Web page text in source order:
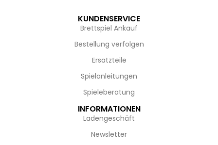
KUNDENSERVICE
Brettspiel Ankauf
Bestellung verfolgen
Ersatzteile
Spielanleitungen
Spieleberatung
INFORMATIONEN
Ladengeschäft
Newsletter